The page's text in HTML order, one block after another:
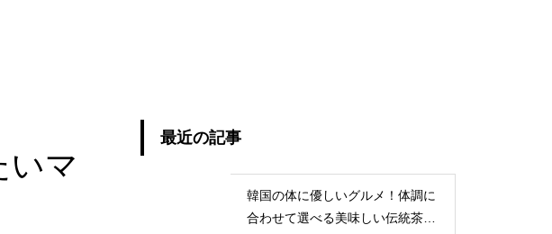
いマ
最近の記事
韓国の体に優しいグルメ！体調に
合わせて選べる美味しい伝統茶の